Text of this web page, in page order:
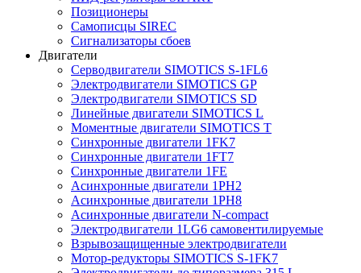
Позиционеры
Самописцы SIREC
Сигнализаторы сбоев
Двигатели
Серводвигатели SIMOTICS S-1FL6
Электродвигатели SIMOTICS GP
Электродвигатели SIMOTICS SD
Линейные двигатели SIMOTICS L
Моментные двигатели SIMOTICS T
Синхронные двигатели 1FK7
Синхронные двигатели 1FT7
Синхронные двигатели 1FE
Асинхронные двигатели 1PH2
Асинхронные двигатели 1PH8
Асинхронные двигатели N-compact
Электродвигатели 1LG6 cамовентилируемые
Взрывозащищенные электродвигатели
Мотор-редукторы SIMOTICS S-1FK7